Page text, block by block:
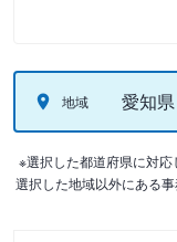
地域 愛知
※選択した都道府県に対
選択した地域以外にある